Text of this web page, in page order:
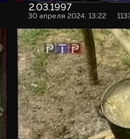
2.03.1997
30 апреля 2024, 13:22